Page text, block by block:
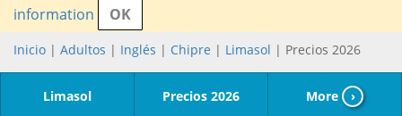
information
OK
Inicio | Adultos | Inglés | Chipre | Limasol | Precios 2026
Limasol Precios 2026 More ›